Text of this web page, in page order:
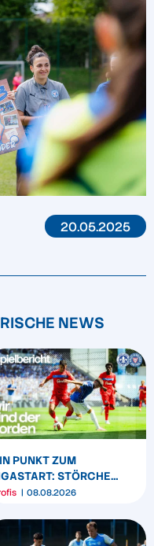
20.05.2025
NEWS
PUNKT ZUM
STÖRCHE
REMIS IN
08.08.2026